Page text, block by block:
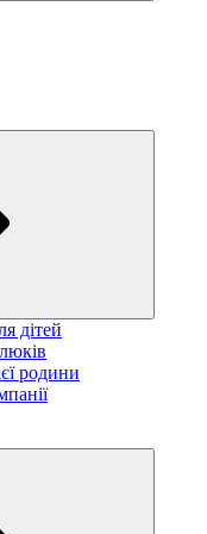
дітей
родини